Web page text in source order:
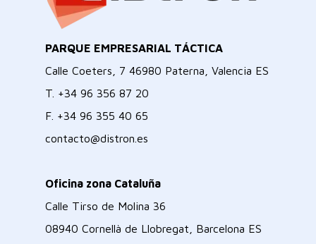
PARQUE EMPRESARIAL TÁCTICA
Calle Coeters, 7 46980 Paterna, Valencia ES
T. +34 96 356 87 20
F. +34 96 355 40 65
contacto@distron.es
Oficina zona Cataluña
Calle Tirso de Molina 36
08940 Cornellà de Llobregat, Barcelona ES